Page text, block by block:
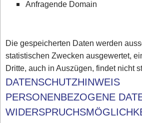
Anfragende Domain
Die gespeicherten Daten werden
statistischen Zwecken ausgewertet,
Dritte, auch in Auszügen, findet nicht
DATENSCHUTZHINWEIS
PERSONENBEZOGENE